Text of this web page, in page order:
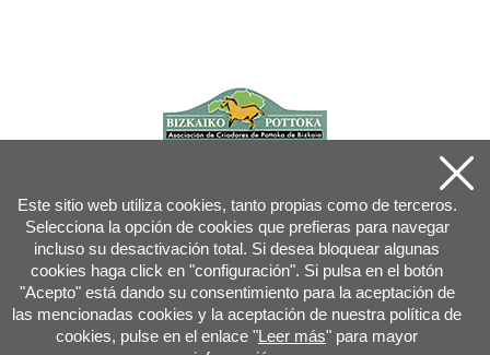
Este sitio web utiliza cookies, tanto propias como de terceros.
Selecciona la opción de cookies que prefieras para navegar
incluso su desactivación total. Si desea bloquear algunas
cookies haga click en "configuración". Si pulsa en el botón
"Acepto" está dando su consentimiento para la aceptación de
las mencionadas cookies y la aceptación de nuestra política de
cookies, pulse en el enlace "Leer más" para mayor